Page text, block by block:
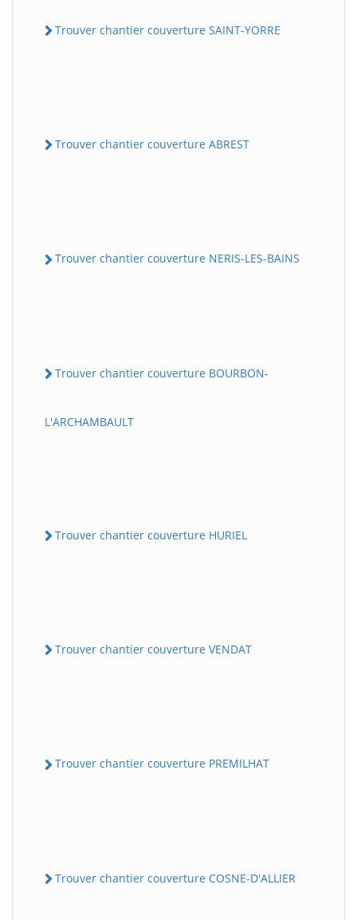
Trouver chantier couverture SAINT-YORRE
Trouver chantier couverture ABREST
Trouver chantier couverture NERIS-LES-BAINS
Trouver chantier couverture BOURBON-
L'ARCHAMBAULT
Trouver chantier couverture HURIEL
Trouver chantier couverture VENDAT
Trouver chantier couverture PREMILHAT
Trouver chantier couverture COSNE-D'ALLIER